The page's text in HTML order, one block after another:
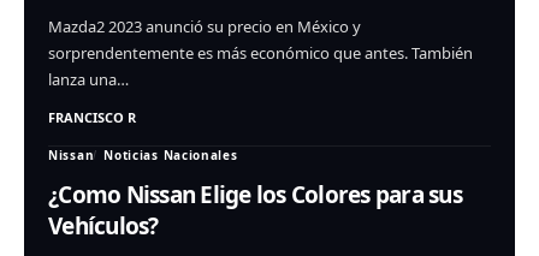
Mazda2 2023 anunció su precio en México y
sorprendentemente es más económico que antes. También
lanza una…
FRANCISCO R
Nissan Noticias Nacionales
¿Como Nissan Elige los Colores para sus
Vehículos?